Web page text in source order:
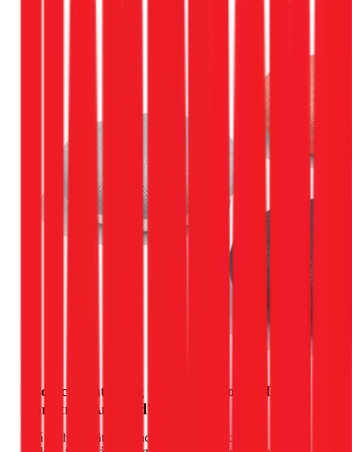
Cách cài đặt tiếng Việt cho Google Home
Mini trên Android?
Quá trình cài đặt trên Android gồm 3 bước chính: xóa liên kết